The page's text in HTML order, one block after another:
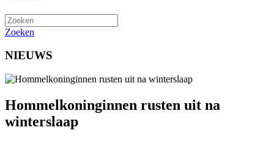
Zoeken
NIEUWS
Hommelkoninginnen rusten uit na
winterslaap